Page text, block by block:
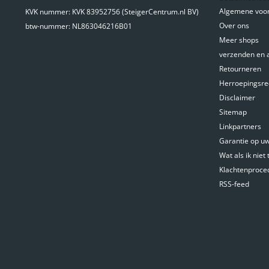
Vouwladder 4x3 Big One
Vouwladder 4x3 Wakü
KVK nummer: KVK 83952756 (SteigerCentrum.nl BV)
btw-nummer: NL863046216B01
Algemene
Over ons
Meer shops
verzenden en
Retourneren
Disclaimer
Sitemap
Linkpartners
Garantie op
Wat als ik niet
RSS-feed